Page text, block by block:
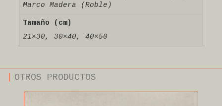
Marco Madera (Roble)
Tamaño (cm)
21×30, 30×40, 40×50
OTROS PRODUCTOS